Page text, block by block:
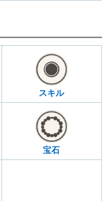
スキル
宝石